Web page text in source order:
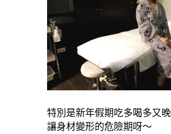
特別是新年假期吃多喝多又
讓身材變形的危險期呀～